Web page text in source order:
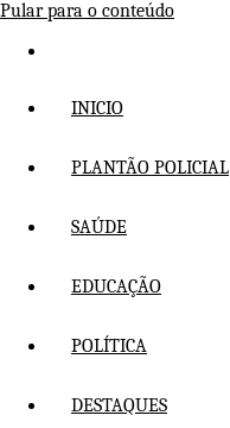
Pular para o conteúdo
INICIO
PLANTÃO POLICIAL
SAÚDE
EDUCAÇÃO
POLÍTICA
DESTAQUES